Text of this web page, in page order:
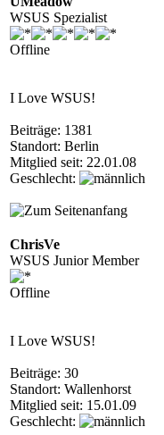
WSUS Spezialist
Offline
I Love WSUS!
Beiträge: 1381
Standort: Berlin
Mitglied seit: 22.01.08
Geschlecht:
ChrisVe
WSUS Junior Member
Offline
I Love WSUS!
Beiträge: 30
Standort: Wallenhorst
Mitglied seit: 15.01.09
Geschlecht: